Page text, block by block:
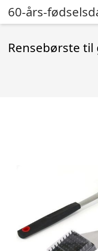
60-års-
Rensebørste